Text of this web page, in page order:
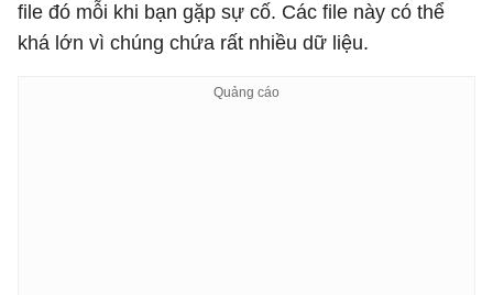
file đó mỗi khi bạn gặp sự cố. Các file này có thể
khá lớn vì chúng chứa rất nhiều dữ liệu.